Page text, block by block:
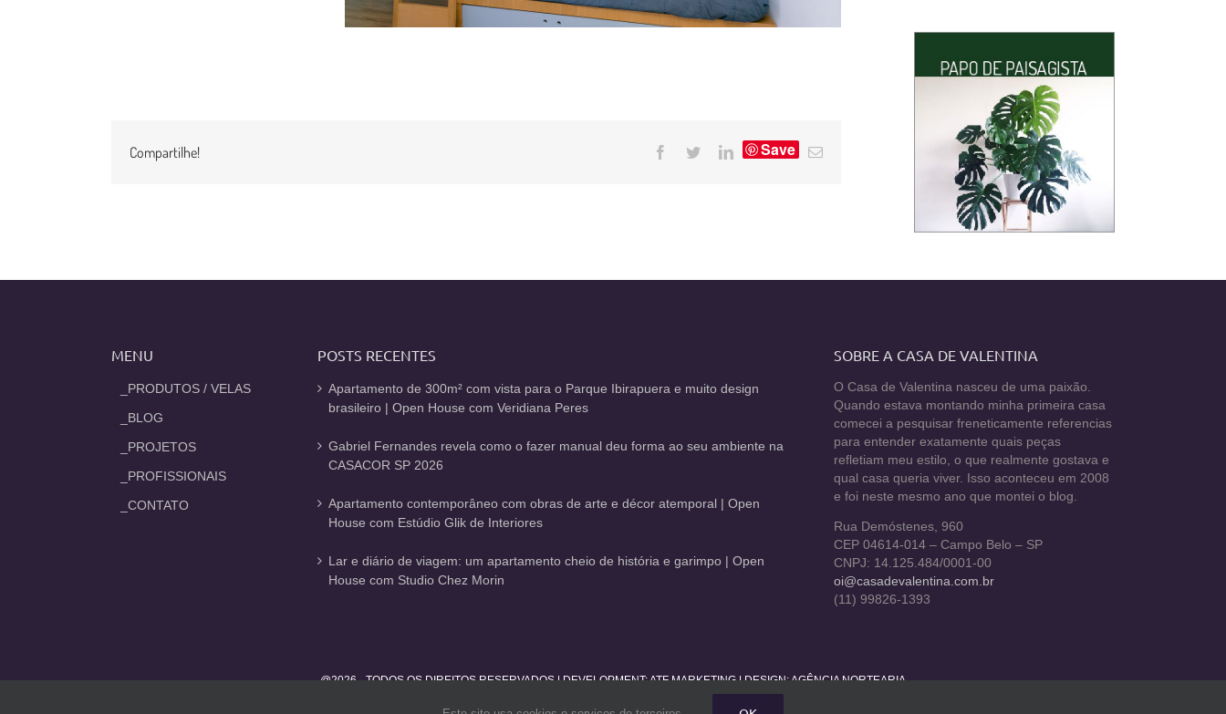
Compartilhe! Facebook
TwitterLinkedIn
Save
E-
MENU
_PRODUTOS / VELAS
_BLOG
_PROJETOS
_PROFISSIONAIS
_CONTATO
POSTS RECENTES
Apartamento de 300m² com vista para o Parque Ibirapuera e muito design
brasileiro | Open House com Veridiana Peres
Gabriel Fernandes revela como o fazer manual deu forma ao seu ambiente na
CASACOR SP 2026
Apartamento contemporâneo com obras de arte e décor atemporal | Open
House com Estúdio Glik de Interiores
Lar e diário de viagem: um apartamento cheio de história e garimpo | Open
House com Studio Chez Morin
SOBRE A CASA DE VALENTINA
O Casa de Valentina nasceu de uma paixão.
Quando estava montando minha primeira casa
comecei a pesquisar freneticamente referencias
para entender exatamente quais peças
refletiam meu estilo, o que realmente gostava e
qual casa queria viver. Isso aconteceu em 2008
e foi neste mesmo ano que montei o blog.
Rua Demóstenes, 960
CEP 04614-014 – Campo Belo – SP
CNPJ: 14.125.484/0001-00
oi@casadevalentina.com.br
(11) 99826-1393
@2026 - TODOS OS DIREITOS RESERVADOS | DEVELOPMENT:ATF MARKETING| DESIGN: AGÊNCIA NORTEARIA